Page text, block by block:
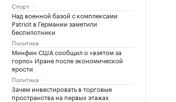
Спорт
Над военной базой с комплексами
Patriot в Германии заметили
беспилотники
Политика
Минфин США сообщил о «взятом за
горло» Иране после экономической
ярости
Политика
Зачем инвестировать в торговые
пространства на первых этажах